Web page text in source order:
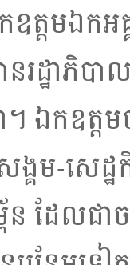
តមឯកអគ្
ដ្ឋាភិបា
ា។ ឯកឧត្
ង្គម-សេ
ព័ន ដែល